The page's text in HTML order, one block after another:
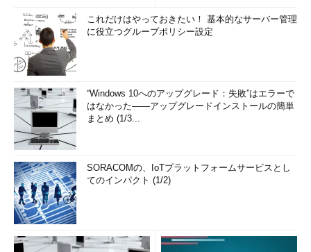
これだけはやっておきたい！ 基本的なサーバー管理
に役立つグループポリシー設定
“Windows 10へのアップグレード：失敗”はエラーで
はなかった――アップグレードインストールの簡単
まとめ (1/3...
SORACOMの、IoTプラットフォームサービスとし
てのインパクト (1/2)